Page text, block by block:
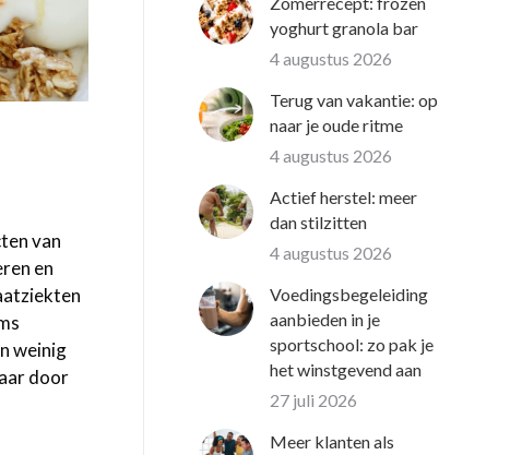
van
en
weinig
door
yoghurt granola bar
4 augustus 2026
Terug van vakantie: op
naar je oude ritme
4 augustus 2026
Actief herstel: meer
dan stilzitten
4 augustus 2026
Voedingsbegeleiding
aanbieden in je
sportschool: zo pak je
het winstgevend aan
27 juli 2026
Meer klanten als